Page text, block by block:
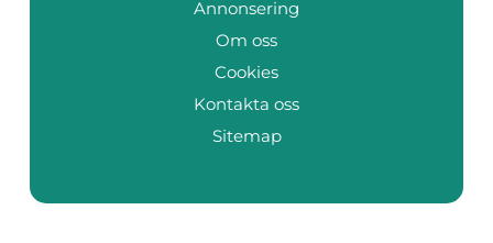
Annonsering
Om oss
Cookies
Kontakta oss
Sitemap